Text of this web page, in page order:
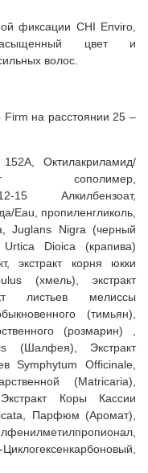
фиксации CHI Enviro,
цвет и
волос.
на расстоянии 25 –
Октилакриламид/
сополимер,
Алкилбензоат,
Eau, пропиленгликоль,
Juglans Nigra (черный
Urtica Dioica (крапива)
экстракт корня юкки
(хмель), экстракт
листьев мелиссы
(тимьян),
(розмарин) ,
(Шалфея), Экстракт
Symphytum Officinale,
(Matricaria),
Коры Кассии
Парфюм (Аромат),